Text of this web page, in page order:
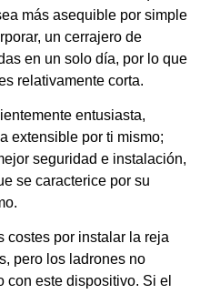
más asequible por simple
un cerrajero de
en un solo día, por lo que
relativamente corta.
entusiasta,
extensible por ti mismo;
seguridad e instalación,
se caracterice por su
costes por instalar la reja
pero los ladrones no
con este dispositivo. Si el